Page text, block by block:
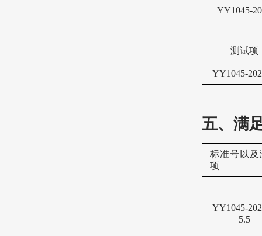
YY1045-
测试项
YY1045-
五、满
标准号以及
项
YY1045-
5.5